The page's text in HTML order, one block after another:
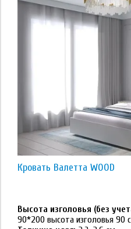
Применить
с ортопедическим
с подъёмником
с подъёмником
Применить
80*190
Высота изголовья (без учета ног)
Кровать Валетта WOOD
Высота изголовья (без
90*200 высота изголовья 90